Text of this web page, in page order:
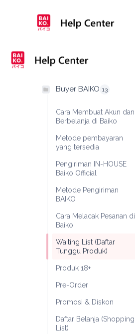
Buyer BAIKO 13
Cara Membuat Akun dan
Berbelanja di Baiko
Metode pembayaran
yang tersedia
Pengiriman IN-HOUSE
Baiko Official
Metode Pengiriman
BAIKO
Cara Melacak Pesanan di
Baiko
Waiting List (Daftar
Tunggu Produk)
Produk 18+
Pre-Order
Promosi & Diskon
Daftar Belanja (Shopping
List)